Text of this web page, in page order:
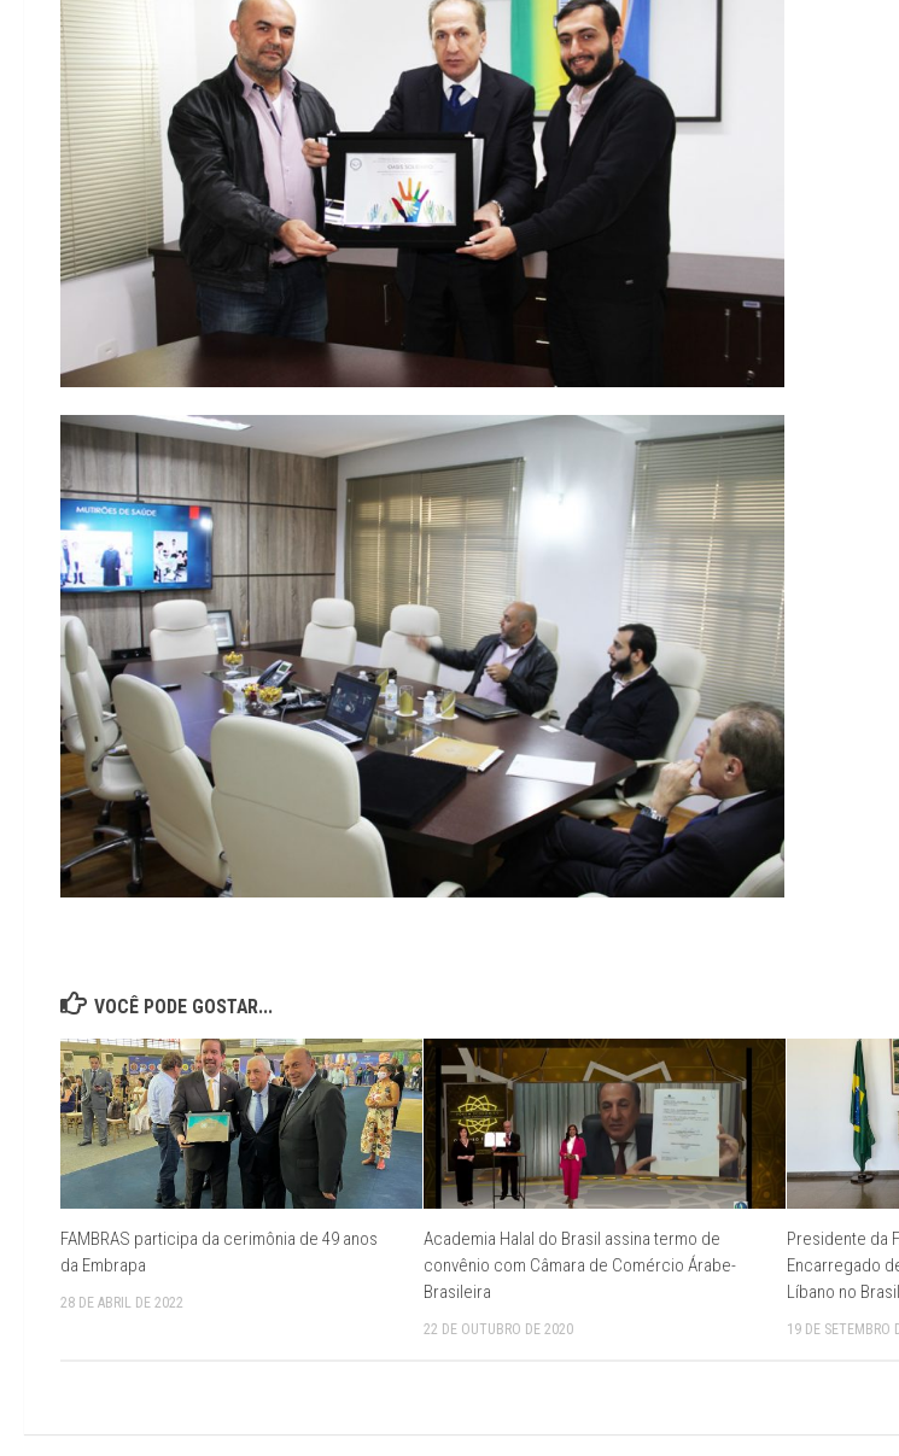
VOCÊ PODE GOSTAR...
FAMBRAS participa da cerimônia de 49 anos
da Embrapa
28 DE ABRIL DE 2022
Academia Halal do Brasil assina termo de
convênio com Câmara de Comércio Árabe-
Brasileira
22 DE OUTUBRO DE 2020
Presidente da
Encarregado
Líbano no Brasil
19 DE SETEMBRO